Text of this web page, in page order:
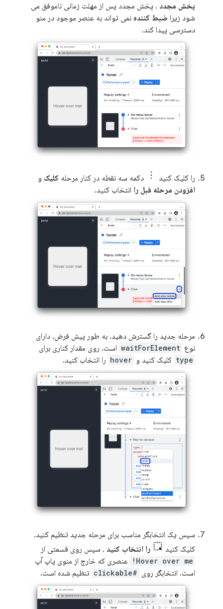
پخش مجدد . پخش مجدد پس از مهلت زمانی ناموفق می
شود زیرا ضبط کننده نمی تواند به عنصر موجود در منو
دسترسی پیدا کند.
را کلیک کنید دکمه سه نقطه در کنار مرحله کلیک و
افزودن مرحله قبل را انتخاب کنید.
مرحله جدید را گسترش دهید. به طور پیش فرض، دارای
نوع waitForElement است. روی مقدار کناری برای
type کلیک کنید و hover را انتخاب کنید.
سپس یک انتخابگر مناسب برای مرحله جدید تنظیم کنید.
کلیک کنید
را انتخاب کنید ، سپس روی قسمتی از
Hover over me!
عنصری که خارج از منوی پاپ آپ
است. انتخابگر روی #clickable تنظیم شده است.